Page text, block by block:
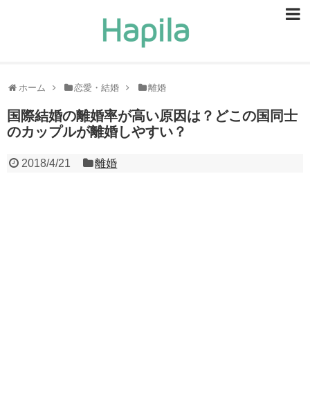
ホーム 恋愛・結婚 離婚
国際結婚の離婚率が高い原因は？どこの国同士
のカップルが離婚しやすい？
2018/4/21 離婚
ヘアケア
ヘルスケア
食事・食べ物